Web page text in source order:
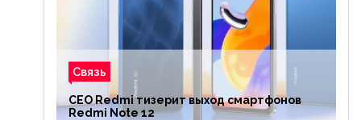
Связь
CEO Redmi тизерит выход смартфонов
Redmi Note 12